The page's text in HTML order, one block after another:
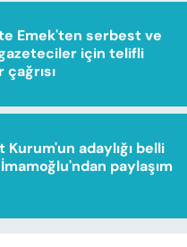
Emek'ten serbest ve
için telifli
çağrısı
Kurum'un adaylığı belli
paylaşım